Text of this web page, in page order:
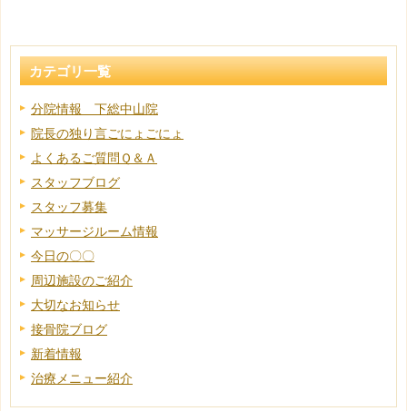
カテゴリ一覧
分院情報 下総中山院
院長の独り言ごにょごにょ
よくあるご質問Ｑ＆Ａ
スタッフブログ
スタッフ募集
マッサージルーム情報
今日の〇〇
周辺施設のご紹介
大切なお知らせ
接骨院ブログ
新着情報
治療メニュー紹介